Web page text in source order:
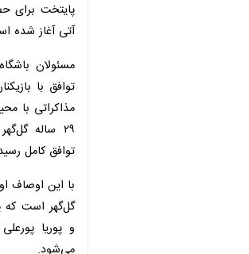
پایتخت برای
آتی آغاز شده
مسئولان
توافق با
مذاکراتی با
۲۹ ساله
توافق کامل
با این اوصاف
گل‌گهر است
و پوریا